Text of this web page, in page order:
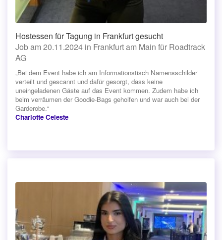
Hostessen für Tagung in Frankfurt gesucht
Job am 20.11.2024 in Frankfurt am Main für Roadtrack
AG
„Bei dem Event habe ich am Informationstisch Namensschilder
verteilt und gescannt und dafür gesorgt, dass keine
uneingeladenen Gäste auf das Event kommen. Zudem habe ich
beim verräumen der Goodie-Bags geholfen und war auch bei der
Garderobe.“
Charlotte Celeste